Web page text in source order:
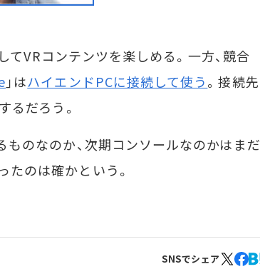
VRコンテンツを楽しめる。一方、競合
」はハイエンドPCに接続して使う。接続先
るだろう。
のなのか、次期コンソールなのかはまだ
たのは確かという。
SNSでシェア